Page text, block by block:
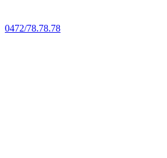
0472/78.78.78